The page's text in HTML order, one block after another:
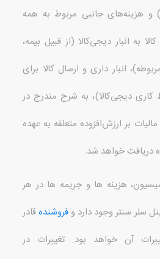
)و هزینه‌های جانبی مربوط به همه
به انبار دیجی‌کالا (از قبیل بیمه،
)، انبار داری و ارسال کالا برای
دیجی‌کالا)، به شرح مندرج در
بر ارزش‌افزوده متعلقه به عهده
دریافت خواهد شد.
هزینه ها و جریمه ها در هر
سلر سنتر وجود دارد وفروشندهقادر
آن خواهد بود. تغییرات در